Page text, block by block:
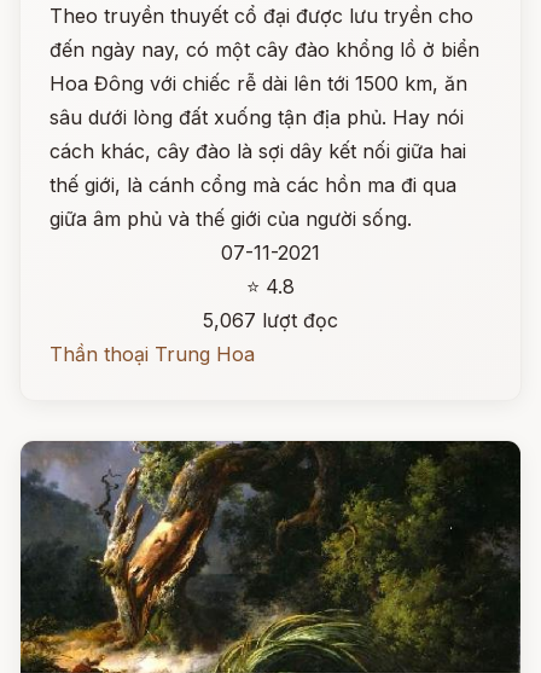
Theo truyền thuyết cổ đại được lưu tryền cho
đến ngày nay, có một cây đào khổng lồ ở biển
Hoa Đông với chiếc rễ dài lên tới 1500 km, ăn
sâu dưới lòng đất xuống tận địa phủ. Hay nói
cách khác, cây đào là sợi dây kết nối giữa hai
thế giới, là cánh cổng mà các hồn ma đi qua
giữa âm phủ và thế giới của người sống.
07-11-2021
⭐ 4.8
5,067 lượt đọc
Thần thoại Trung Hoa